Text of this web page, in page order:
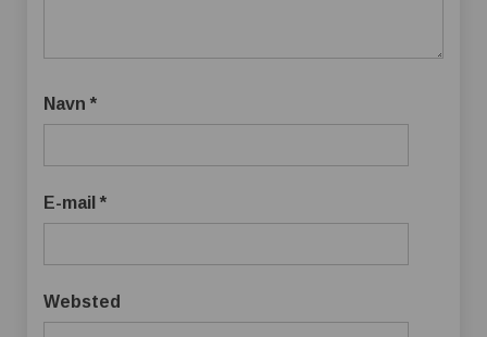
Navn *
E-mail *
Websted